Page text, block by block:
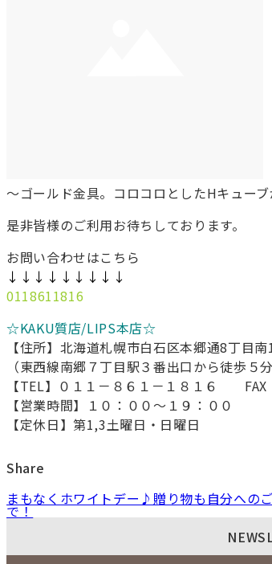
～ゴールド金具。コロコロとしたHキュー
是非皆様のご利用お待ちしております。
お問い合わせはこちら
↓↓↓↓↓↓↓↓↓
0118611816
☆KAKU質店/LIPS本店☆
【住所】北海道札幌市白石区本郷通8丁目
（東西線南郷７丁目駅３番出口から徒歩５分
【TEL】０１１－８６１－１８１６ FAX
【営業時間】１０：００～１９：００
【定休日】第1,3土曜日・日曜日
Share
まもなくホワイトデー♪贈り物も自分への
で！